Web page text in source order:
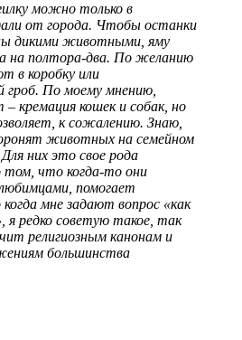
можно только в
от города. Чтобы останки
дикими животными, яму
на полтора-два. По желанию
в коробку или
гроб. По моему мнению,
кремация кошек и собак, но
к сожалению. Знаю,
животных на семейном
них это свое рода
что когда-то они
помогает
мне задают вопрос «как
я редко советую такое, так
религиозным канонам и
большинства